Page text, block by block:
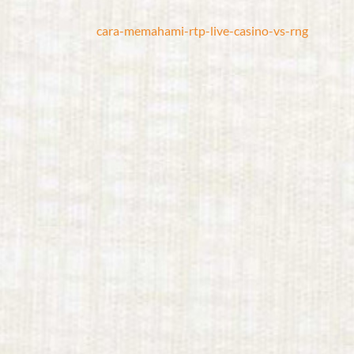
cara-memahami-rtp-live-casino-vs-rng